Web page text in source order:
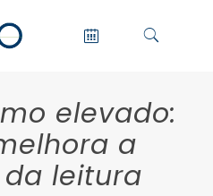
elevado:
a
leitura